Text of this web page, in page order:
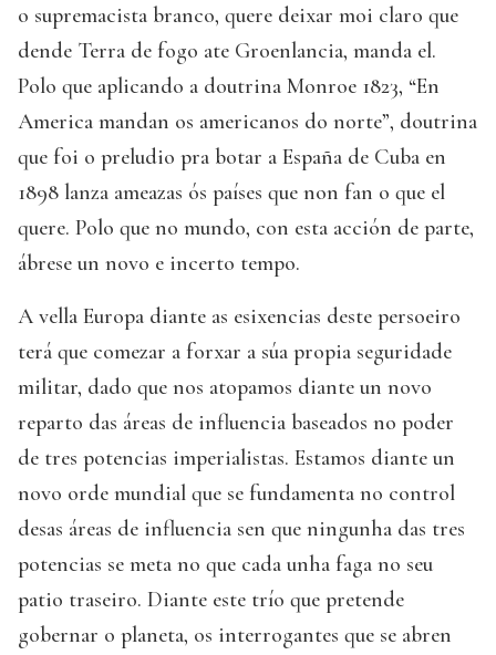
o supremacista branco, quere deixar moi claro que
dende Terra de fogo ate Groenlancia, manda el.
Polo que aplicando a doutrina Monroe 1823, “En
America mandan os americanos do norte”, doutrina
que foi o preludio pra botar a España de Cuba en
1898 lanza ameazas ós países que non fan o que el
quere. Polo que no mundo, con esta acción de parte,
ábrese un novo e incerto tempo.
A vella Europa diante as esixencias deste persoeiro
terá que comezar a forxar a súa propia seguridade
militar, dado que nos atopamos diante un novo
reparto das áreas de influencia baseados no poder
de tres potencias imperialistas. Estamos diante un
novo orde mundial que se fundamenta no control
desas áreas de influencia sen que ningunha das tres
potencias se meta no que cada unha faga no seu
patio traseiro. Diante este trío que pretende
gobernar o planeta, os interrogantes que se abren